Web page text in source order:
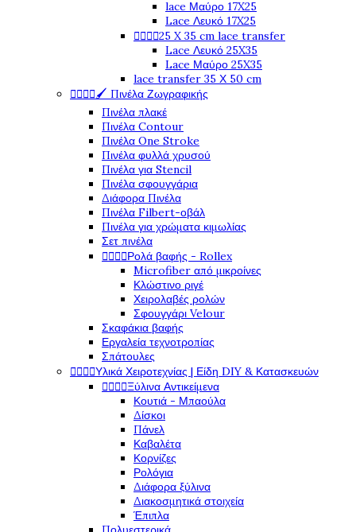
lace Μαύρο 17X25
Lace Λευκό 17X25
25 X 35 cm lace transfer
Lace Λευκό 25X35
Lace Μαύρο 25X35
lace transfer 35 Χ 50 cm
🖌️ Πινέλα Ζωγραφικής
Πινέλα πλακέ
Πινέλα Contour
Πινέλα One Stroke
Πινέλα φυλλά χρυσού
Πινέλα για Stencil
Πινέλα σφουγγάρια
Διάφορα Πινέλα
Πινέλα Filbert-οβάλ
Πινέλα για χρώματα κιμωλίας
Σετ πινέλα
Ρολά βαφής - Rollex
Microfiber από μικροίνες
Κλώστινο ριγέ
Χειρολαβές ρολών
Σφουγγάρι Velour
Σκαφάκια βαφής
Εργαλεία τεχνοτροπίας
Σπάτουλες
Υλικά Χειροτεχνίας | Είδη DIY & Κατασκευών
Ξύλινα Αντικείμενα
Κουτιά - Μπαούλα
Δίσκοι
Πάνελ
Καβαλέτα
Κορνίζες
Ρολόγια
Διάφορα ξύλινα
Διακοσμητικά στοιχεία
Έπιπλα